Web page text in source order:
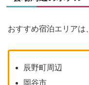
おすすめ宿泊エリアは、
辰野町周辺
岡谷市